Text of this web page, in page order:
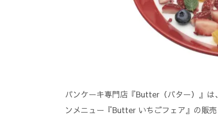
パンケーキ専門店『Butter（バター）』
ンメニュー『Butter いちごフェア』の販売